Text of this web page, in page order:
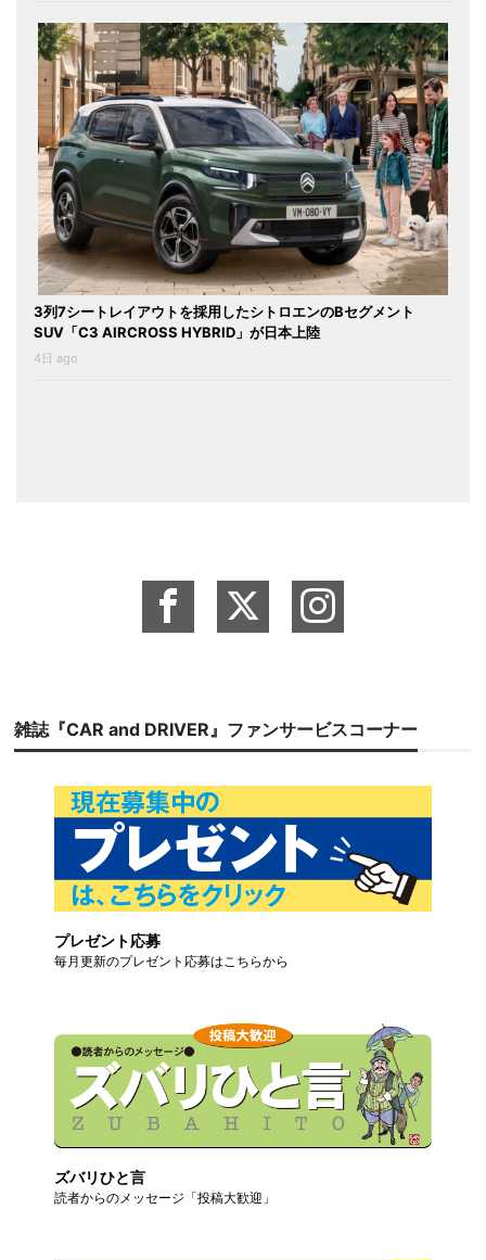
3列7シートレイアウトを採用したシトロエンのBセグメント
SUV「C3 AIRCROSS HYBRID」が日本上陸
4日 ago
雑誌『CAR and DRIVER』ファンサービスコーナー
プレゼント応募
毎月更新のプレゼント応募はこちらから
ズバリひと言
読者からのメッセージ「投稿大歓迎」